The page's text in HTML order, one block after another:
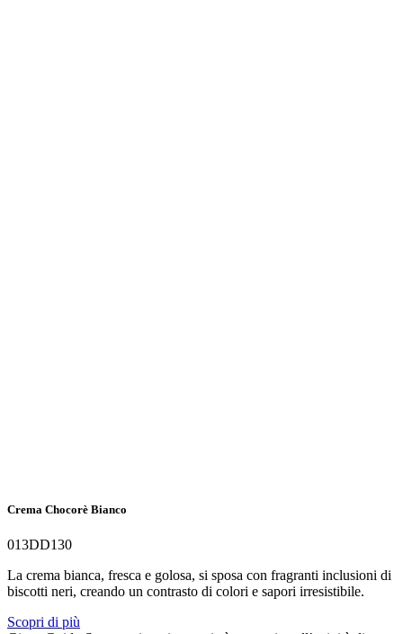
Crema Chocorè Bianco
013DD130
La crema bianca, fresca e golosa, si sposa con fragranti inclusioni di
biscotti neri, creando un contrasto di colori e sapori irresistibile.
Scopri di più